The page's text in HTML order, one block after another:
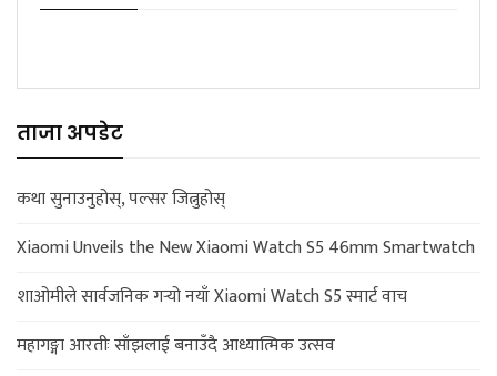
ताजा अपडेट
कथा सुनाउनुहोस्, पल्सर जित्नुहोस्
Xiaomi Unveils the New Xiaomi Watch S5 46mm Smartwatch
शाओमीले सार्वजनिक गर्‍यो नयाँ Xiaomi Watch S5 स्मार्ट वाच
महागङ्गा आरतीः साँझलाई बनाउँदै आध्यात्मिक उत्सव